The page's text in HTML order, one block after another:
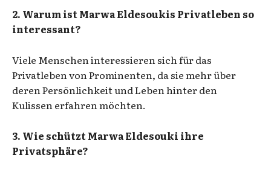
2. Warum ist Marwa Eldesoukis Privatleben so
interessant?
Viele Menschen interessieren sich für das
Privatleben von Prominenten, da sie mehr über
deren Persönlichkeit und Leben hinter den
Kulissen erfahren möchten.
3. Wie schützt Marwa Eldesouki ihre
Privatsphäre?